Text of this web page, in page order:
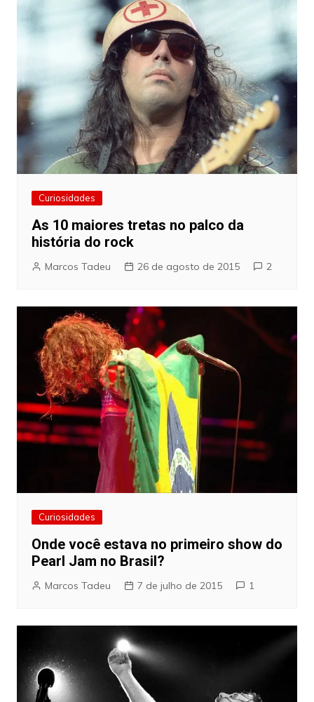
Curiosidades
As 10 maiores tretas no palco da
história do rock
Marcos Tadeu 26 de agosto de 2015 2
Curiosidades
Onde você estava no primeiro show do
Pearl Jam no Brasil?
Marcos Tadeu 7 de julho de 2015 1